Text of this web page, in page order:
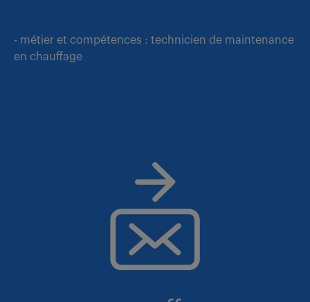
- métier et compétences : technicien de maintenance
en chauffage